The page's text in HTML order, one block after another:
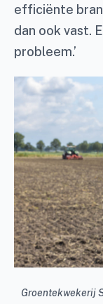
efficiënte
dan ook vast.
probleem.’
Groentekwekerij